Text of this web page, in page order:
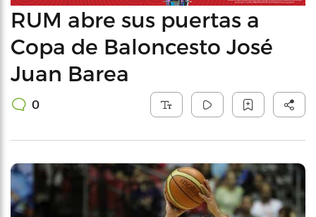
RUM abre sus puertas a
Copa de Baloncesto José
Juan Barea
0